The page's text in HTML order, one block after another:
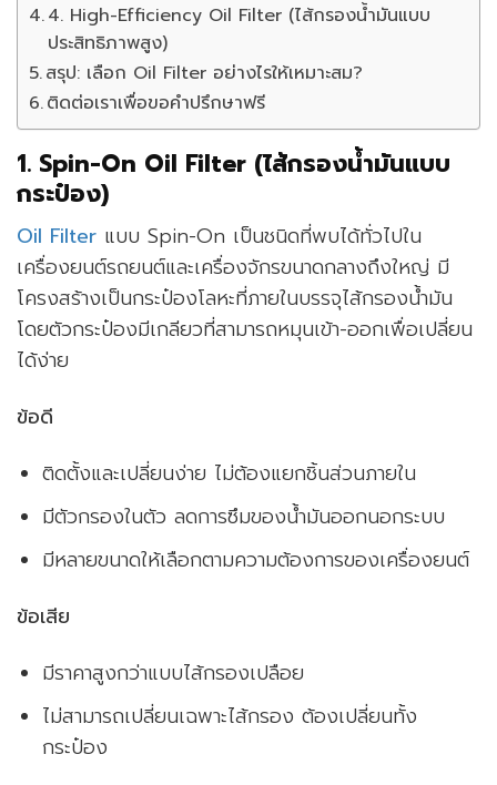
4. High-Efficiency Oil Filter (ไส้กรองน้ำมันแบบ
ประสิทธิภาพสูง)
สรุป: เลือก Oil Filter อย่างไรให้เหมาะสม?
ติดต่อเราเพื่อขอคำปรึกษาฟรี
1. Spin-On Oil Filter (ไส้กรองน้ำมันแบบ
กระป๋อง)
Oil Filter แบบ Spin-On เป็นชนิดที่พบได้ทั่วไปใน
เครื่องยนต์รถยนต์และเครื่องจักรขนาดกลางถึงใหญ่ มี
โครงสร้างเป็นกระป๋องโลหะที่ภายในบรรจุไส้กรองน้ำมัน
โดยตัวกระป๋องมีเกลียวที่สามารถหมุนเข้า-ออกเพื่อเปลี่ยน
ได้ง่าย
ข้อดี
ติดตั้งและเปลี่ยนง่าย ไม่ต้องแยกชิ้นส่วนภายใน
มีตัวกรองในตัว ลดการซึมของน้ำมันออกนอกระบบ
มีหลายขนาดให้เลือกตามความต้องการของเครื่องยนต์
ข้อเสีย
มีราคาสูงกว่าแบบไส้กรองเปลือย
ไม่สามารถเปลี่ยนเฉพาะไส้กรอง ต้องเปลี่ยนทั้ง
กระป๋อง